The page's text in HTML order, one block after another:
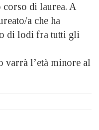
di laurea. A
a che ha
di lodi fra tutti gli
varrà l’età minore al